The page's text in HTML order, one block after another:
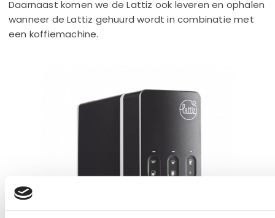
Daarnaast komen we de Lattiz ook leveren en ophalen
wanneer de Lattiz gehuurd wordt in combinatie met
een koffiemachine.